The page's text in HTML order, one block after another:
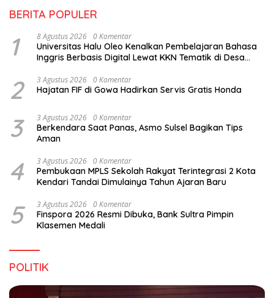
BERITA POPULER
1 8 Agustus 2026 0 Komentar
Universitas Halu Oleo Kenalkan Pembelajaran Bahasa
Inggris Berbasis Digital Lewat KKN Tematik di Desa
2 3 Agustus 2026 0 Komentar
Hajatan FIF di Gowa Hadirkan Servis Gratis Honda
3 3 Agustus 2026 0 Komentar
Berkendara Saat Panas, Asmo Sulsel Bagikan Tips
Aman
4 3 Agustus 2026 0 Komentar
Pembukaan MPLS Sekolah Rakyat Terintegrasi 2 Kota
Kendari Tandai Dimulainya Tahun Ajaran Baru
5 3 Agustus 2026 0 Komentar
Finspora 2026 Resmi Dibuka, Bank Sultra Pimpin
Klasemen Medali
POLITIK